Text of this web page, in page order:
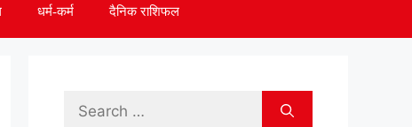
धर्म-कर्म दैनिक राशिफल
Search